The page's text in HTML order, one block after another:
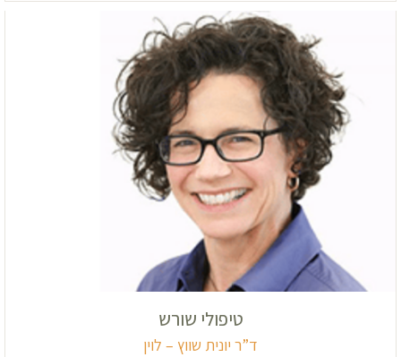
טיפולי שורש
ד”ר יונית שווץ – לוין